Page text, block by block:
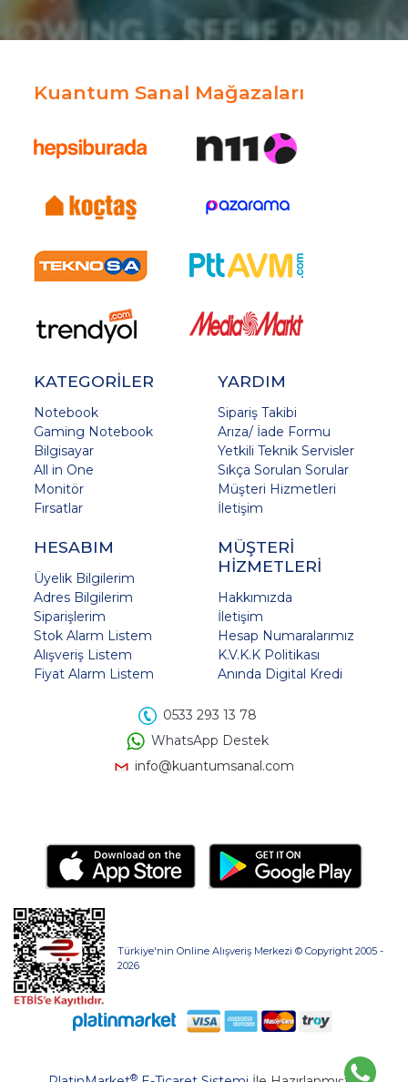
Kuantum Sanal Mağazaları
KATEGORİLER
Notebook
Gaming Notebook
Bilgisayar
All in One
Monitör
Fırsatlar
YARDIM
Sipariş Takibi
Arıza/ İade Formu
Yetkili Teknik Servisler
Sıkça Sorulan Sorular
Müşteri Hizmetleri
İletişim
HESABIM
Üyelik Bilgilerim
Adres Bilgilerim
Siparişlerim
Stok Alarm Listem
Alışveriş Listem
Fiyat Alarm Listem
MÜŞTERİ
HİZMETLERİ
Hakkımızda
İletişim
Hesap Numaralarımız
K.V.K.K Politikası
Anında Digital Kredi
0533 293 13 78
WhatsApp Destek
info@kuantumsanal.com
Türkiye'nin Online Alışveriş Merkezi © Copyright 2005 -
2026
®